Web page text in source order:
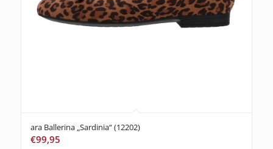
ara Ballerina „Sardinia“ (12202)
€99,95